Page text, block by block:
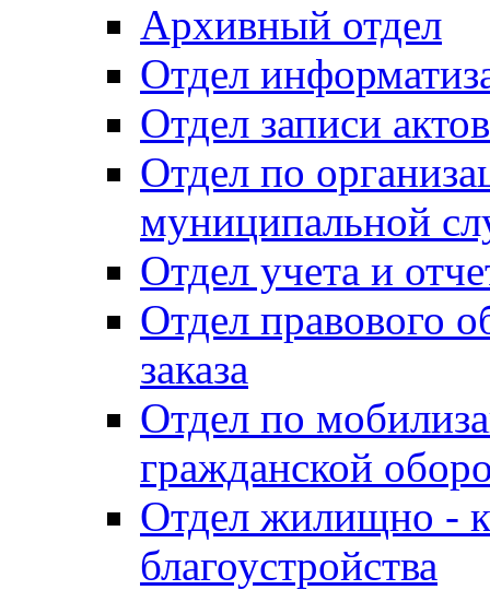
Архивный отдел
Отдел
Отдел записи
Отдел по
муниципальной
Отдел учета и
Отдел правового
заказа
Отдел по
гражданской
Отдел жилищно -
благоустройства